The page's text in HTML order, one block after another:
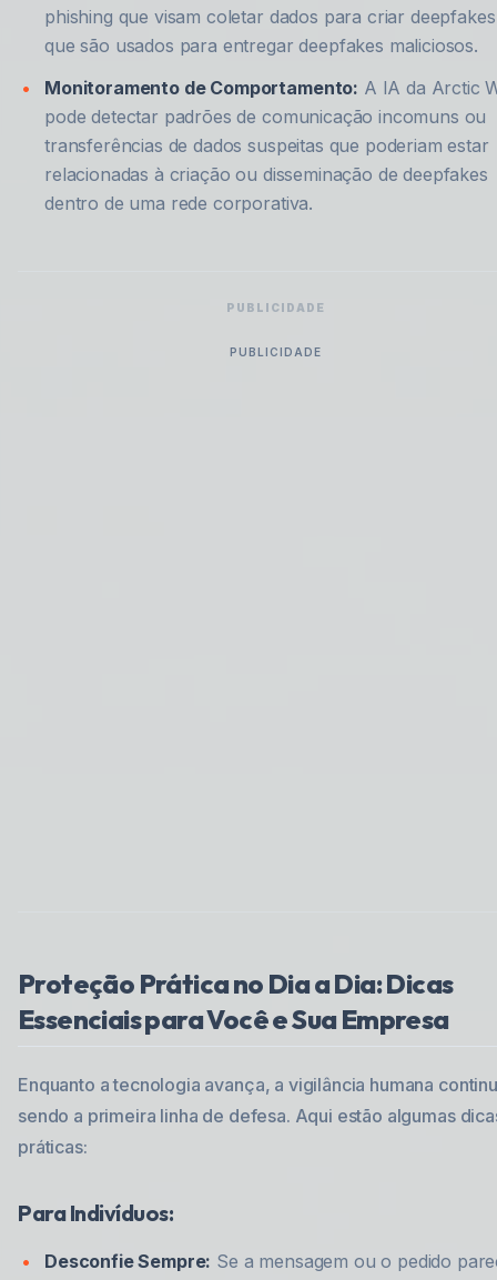
phishing que visam coletar dados para criar
que são usados para entregar deepfakes maliciosos.
Monitoramento de Comportamento: A IA da Arctic
pode detectar padrões de comunicação incomuns ou
transferências de dados suspeitas que poderiam estar
relacionadas à criação ou disseminação de deepfakes
dentro de uma rede corporativa.
PUBLICIDADE
PUBLICIDADE
Proteção Prática no Dia a Dia: Dicas
Essenciais para Você e Sua Empresa
Enquanto a tecnologia avança, a vigilância humana
sendo a primeira linha de defesa. Aqui estão algumas
práticas:
Para Indivíduos:
Desconfie Sempre: Se a mensagem ou o pedido